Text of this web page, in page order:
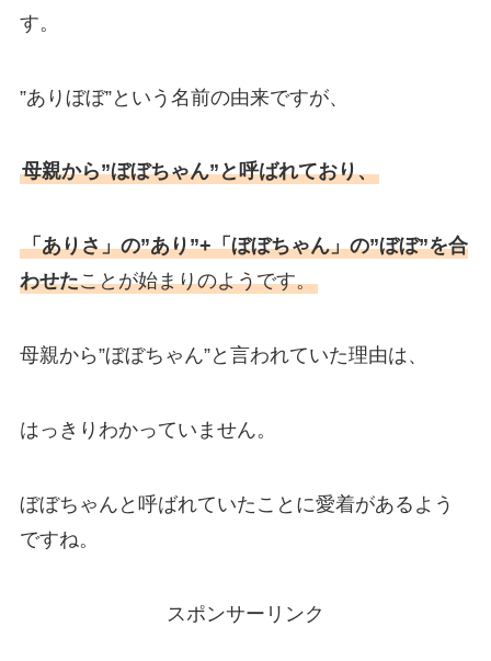
す。
”ありぼぼ”という名前の由来ですが、
母親から”ぼぼちゃん”と呼ばれており、
「ありさ」の”あり”+「ぼぼちゃん」の”ぼぼ”を合
わせたことが始まりのようです。
母親から”ぼぼちゃん”と言われていた理由は、
はっきりわかっていません。
ぼぼちゃんと呼ばれていたことに愛着があるよう
ですね。
スポンサーリンク